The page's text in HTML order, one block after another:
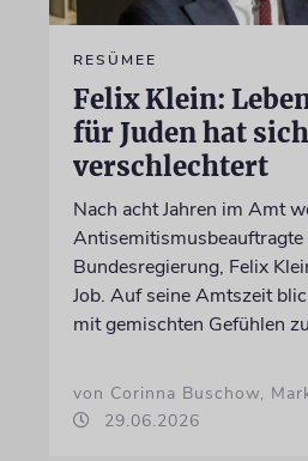
RESÜMEE
Felix Klein:
für Juden hat sich
verschlechtert
Nach acht Jahren im Amt
Antisemitismusbeauftragte
Bundesregierung, Felix
Job. Auf seine Amtszeit
mit gemischten Gefühlen
von Corinna Buschow,
29.06.2026